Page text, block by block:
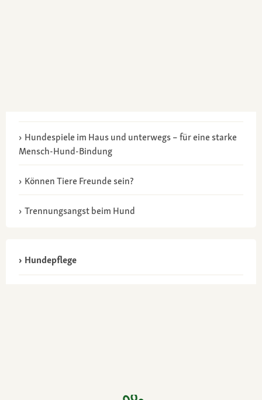
Hundespiele im Haus und unterwegs – für eine starke
Mensch-Hund-Bindung
Können Tiere Freunde sein?
Trennungsangst beim Hund
Hundepflege